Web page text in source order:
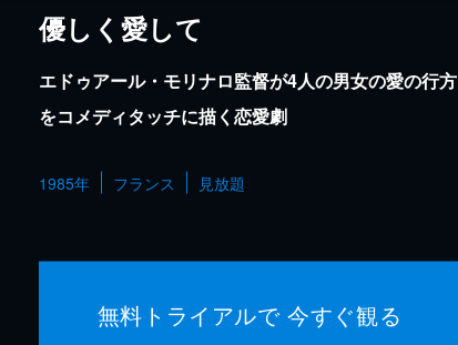
優しく愛して
エドゥアール・モリナロ監督が4人の男女の愛の行方
をコメディタッチに描く恋愛劇
1985年 フランス 見放題
無料トライアルで 今すぐ観る